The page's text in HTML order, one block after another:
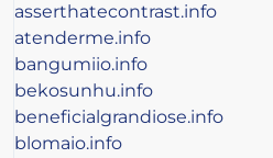
asserthatecontrast.info
atenderme.info
bangumiio.info
bekosunhu.info
beneficialgrandiose.info
blomaio.info